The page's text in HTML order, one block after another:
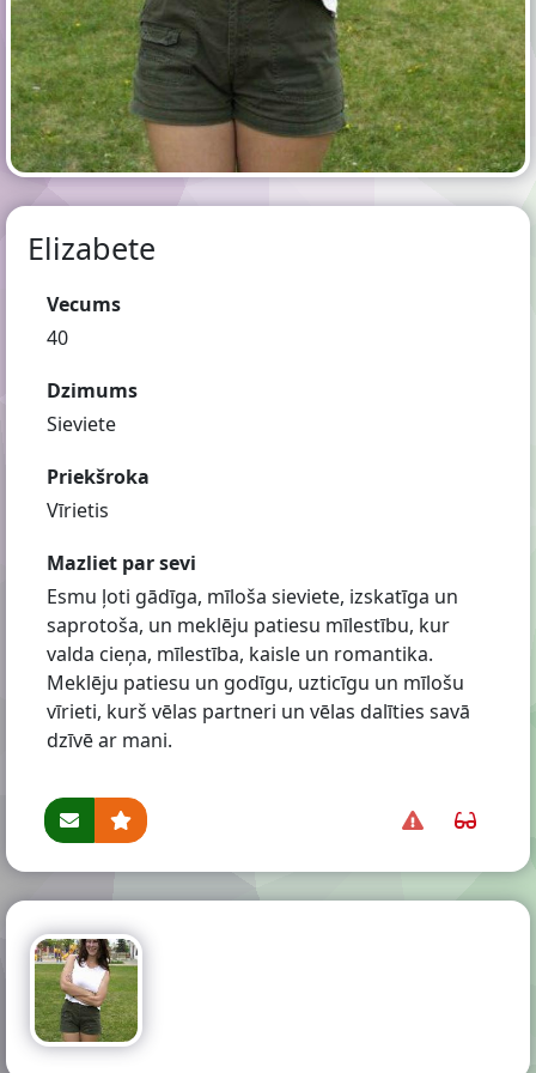
Elizabete
Vecums
40
Dzimums
Sieviete
Priekšroka
Vīrietis
Mazliet par sevi
Esmu ļoti gādīga, mīloša sieviete, izskatīga un
saprotoša, un meklēju patiesu mīlestību, kur
valda cieņa, mīlestība, kaisle un romantika.
Meklēju patiesu un godīgu, uzticīgu un mīlošu
vīrieti, kurš vēlas partneri un vēlas dalīties savā
dzīvē ar mani.